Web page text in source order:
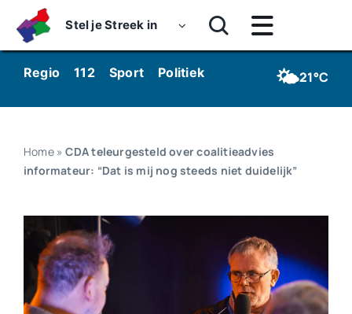
content
Stel je Streek in
Toggle
Navigatie
Home
Nieuws
Dossiers
Kijk
Over ons
Regio 112 Sport Politiek Kunst & Cultuur
🌤️21°C
Home»CDA teleurgesteld over coalitieadvies
informateur: “Dat is mij nog steeds niet duidelijk”